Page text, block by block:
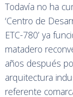
Todavía no ha
‘Centro de
ETC-780’ ya
matadero
años después
arquitectura
referente